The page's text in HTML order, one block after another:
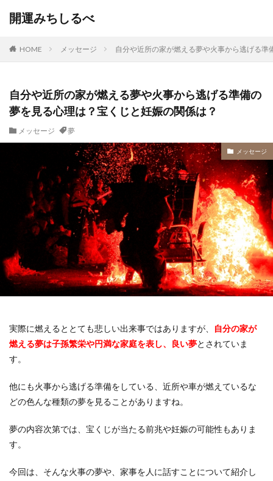
開運みちしるべ
HOME メッセージ 自分や近所の家が燃える夢や火事から逃げる
自分や近所の家が燃える夢や火事から逃げる準備の
夢を見る心理は？宝くじと妊娠の関係は？
メッセージ 夢
メッセージ
実際に燃えるととても悲しい出来事ではありますが、
自分の家が
燃える夢は子孫繁栄や円満な家庭を表し、良い夢とされていま
す。
他にも火事から逃げる準備をしている、近所や車が燃えているな
どの色んな種類の夢を見ることがありますね。
夢の内容次第では、宝くじが当たる前兆や妊娠の可能性もありま
す。
今回は、そんな火事の夢や、家事を人に話すことについて紹介し